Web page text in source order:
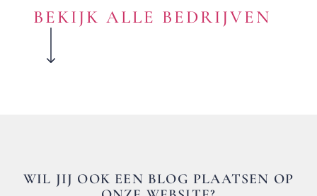
BEKIJK ALLE BEDRIJVEN
WIL JIJ OOK EEN BLOG PLAATSEN OP